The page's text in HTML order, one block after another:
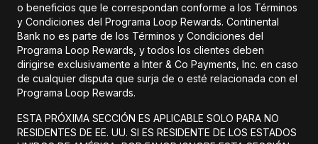
o beneficios que le correspondan conforme a los Términos
y Condiciones del Programa Loop Rewards. Continental
Bank no es parte de los Términos y Condiciones del
Programa Loop Rewards, y todos los clientes deben
dirigirse exclusivamente a Inter & Co Payments, Inc. en caso
de cualquier disputa que surja de o esté relacionada con el
Programa Loop Rewards.
ESTA PRÓXIMA SECCIÓN ES APLICABLE SOLO PARA NO
RESIDENTES DE EE. UU. SI ES RESIDENTE DE LOS ESTADOS